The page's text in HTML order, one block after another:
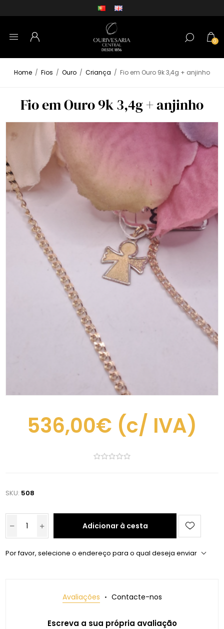
0
Home / Fios / Ouro / Criança / Fio em Ouro 9k 3,4g + anjinho
Fio em Ouro 9k 3,4g + anjinho
536,00€ (c/ IVA)
SKU: 508
Adicionar à cesta
Por favor, selecione o endereço para o qual deseja enviar
Avaliações Contacte-nos
Escreva a sua própria avaliação